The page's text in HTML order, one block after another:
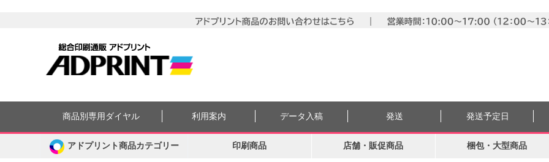
商品別専用ダイヤル 利用案内 データ入稿 発送 発送予定日
アドプリント商品カテゴリー 印刷商品 店舗・販促商品 梱包・大型商品